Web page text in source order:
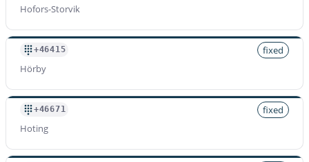
Hofors-Storvik
+46415
fixed
Hörby
+46671
fixed
Hoting